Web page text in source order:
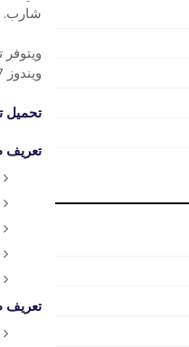
شارب.
ويندوز 7 ، ويندوز xp ، ويندوز فيستا vista ، ماكنتوس Mac ، لينوكس
تحميل
تعريف
تعريف